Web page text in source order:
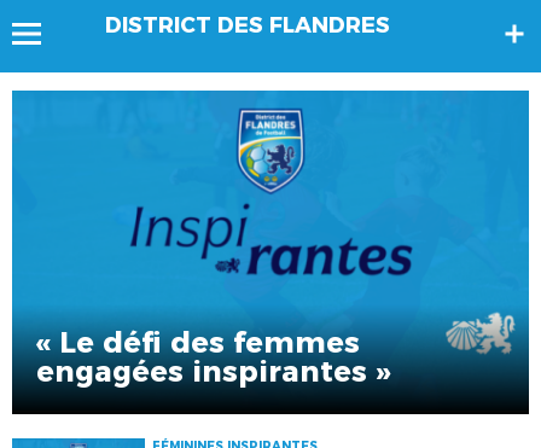
DISTRICT DES FLANDRES
« Le défi des femmes
engagées inspirantes »